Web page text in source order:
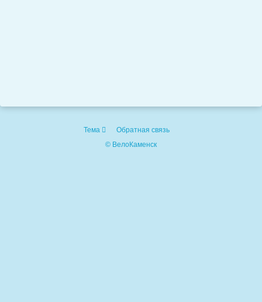
Тема
Обратная связь
© ВелоКаменск